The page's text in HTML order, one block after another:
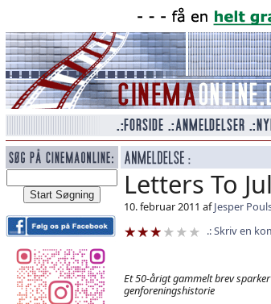
Letters To
10. februar 2011 afJesper
Skriv en
Et 50-årigt gammelt brev
genforeningshistorie